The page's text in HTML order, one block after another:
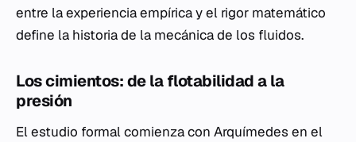
entre la experiencia empírica y el rigor matemático
define la historia de la mecánica de los fluidos.
Los cimientos: de la flotabilidad a la
presión
El estudio formal comienza con Arquímedes en el